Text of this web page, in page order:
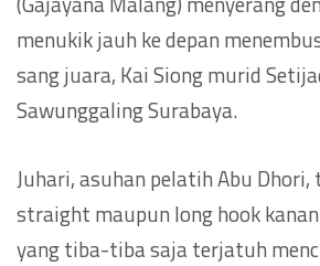
menukik jauh ke depan
sang juara, Kai Siong murid
Sawunggaling Surabaya.
Juhari, asuhan pelatih Abu Dhori,
straight maupun long hook
yang tiba-tiba saja terjatuh